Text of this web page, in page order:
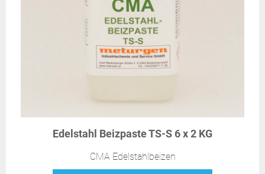
Edelstahl Beizpaste TS-S 6 x 2 KG
CMA Edelstahlbeizen